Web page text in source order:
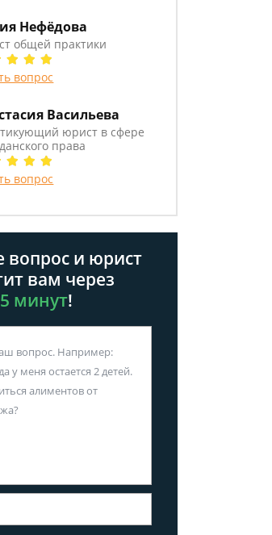
Нефёдова
общей практики
вопрос
Васильева
юрист в сфере
права
вопрос
вопрос и юрист
вам через
5 минут!